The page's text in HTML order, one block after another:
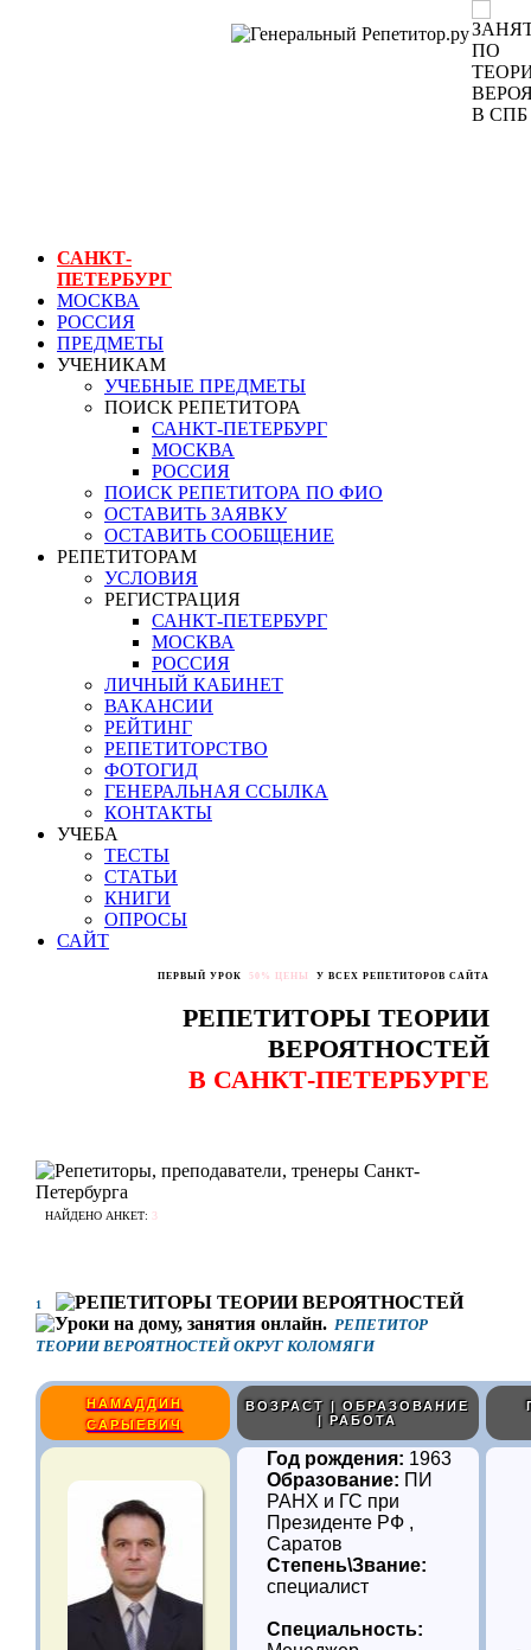
САНКТ-
ПЕТЕРБУРГ
МОСКВА
РОССИЯ
ПРЕДМЕТЫ
УЧЕНИКАМ
УЧЕБНЫЕ ПРЕДМЕТЫ
ПОИСК РЕПЕТИТОРА
САНКТ-ПЕТЕРБУРГ
МОСКВА
РОССИЯ
ПОИСК РЕПЕТИТОРА ПО ФИО
ОСТАВИТЬ ЗАЯВКУ
ОСТАВИТЬ СООБЩЕНИЕ
РЕПЕТИТОРАМ
УСЛОВИЯ
РЕГИСТРАЦИЯ
САНКТ-ПЕТЕРБУРГ
МОСКВА
РОССИЯ
ЛИЧНЫЙ КАБИНЕТ
ВАКАНСИИ
РЕЙТИНГ
РЕПЕТИТОРСТВО
ФОТОГИД
ГЕНЕРАЛЬНАЯ ССЫЛКА
КОНТАКТЫ
УЧЕБА
ТЕСТЫ
СТАТЬИ
КНИГИ
ОПРОСЫ
САЙТ
ПЕРВЫЙ УРОК 50% ЦЕНЫ У ВСЕХ РЕПЕТИТОРОВ САЙТА
РЕПЕТИТОРЫ ТЕОРИИ
ВЕРОЯТНОСТЕЙ
В САНКТ-ПЕТЕРБУРГЕ
НАЙДЕНО АНКЕТ: 3
1
РЕПЕТИТОР
ТЕОРИИ ВЕРОЯТНОСТЕЙ ОКРУГ КОЛОМЯГИ
НАМАДДИН
САРЫЕВИЧ
ВОЗРАСТ | ОБРАЗОВАНИЕ
| РАБОТА
Год рождения: 1963
Образование: ПИ
РАНХ и ГС при
Президенте РФ ,
Саратов
Степень\Звание:
специалист
Специальность: